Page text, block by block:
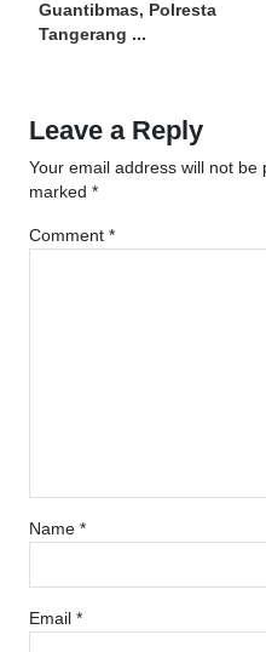
Guantibmas, Polresta
Tangerang ...
Leave a Reply
Your email address will not be
marked *
Comment *
Name *
Email *